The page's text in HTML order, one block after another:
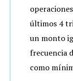
últimos 4
un monto
frecuencia
como